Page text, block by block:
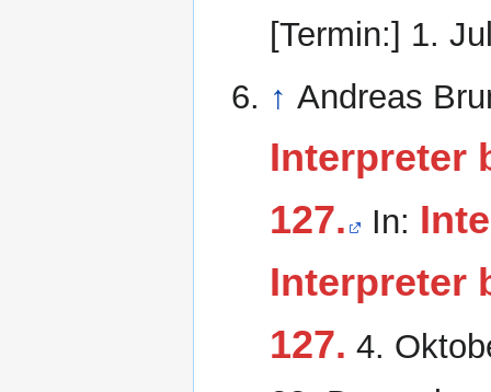
[Termin:] 1.
↑ Andreas
Interpreter
127.
In:
Interpreter
127. 4.